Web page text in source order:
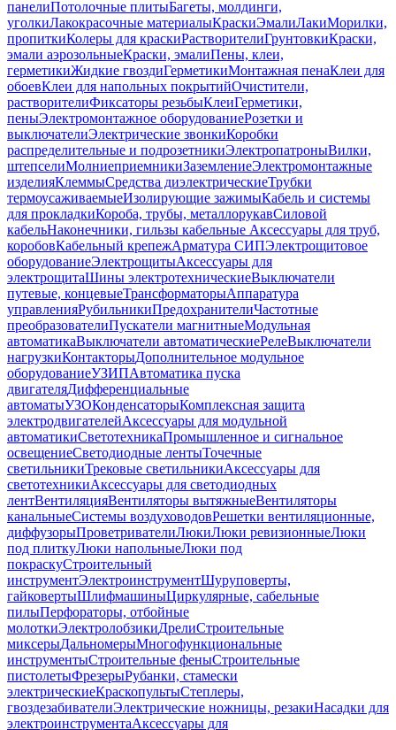
панелиПотолочные плитыБагеты, молдинги,
уголкиЛакокрасочные материалыКраскиЭмалиЛакиМорилки,
пропиткиКолеры для краскиРастворителиГрунтовкиКраски,
эмали аэрозольныеКраски, эмалиПены, клеи,
герметикиЖидкие гвоздиГерметикиМонтажная пенаКлеи для
обоевКлеи для напольных покрытийОчистители,
растворителиФиксаторы резьбыКлеиГерметики,
пеныЭлектромонтажное оборудованиеРозетки и
выключателиЭлектрические звонкиКоробки
распределительные и подрозетникиЭлектропатроныВилки,
штепселиМолниеприемникиЗаземлениеЭлектромонтажные
изделияКлеммыСредства диэлектрическиеТрубки
термоусаживаемыеИзолирующие зажимыКабель и системы
для прокладкиКороба, трубы, металлорукавСиловой
кабельНаконечники, гильзы кабельные Аксессуары для труб,
коробовКабельный крепежАрматура СИПЭлектрощитовое
оборудованиеЭлектрощитыАксессуары для
электрощитаШины электротехническиеВыключатели
путевые, концевыеТрансформаторыАппаратура
управленияРубильникиПредохранителиЧастотные
преобразователиПускатели магнитныеМодульная
автоматикаВыключатели автоматическиеРелеВыключатели
нагрузкиКонтакторыДополнительное модульное
оборудованиеУЗИПАвтоматика пуска
двигателяДифференциальные
автоматыУЗОКонденсаторыКомплексная защита
электродвигателейАксессуары для модульной
автоматикиСветотехникаПромышленное и сигнальное
освещениеСветодиодные лентыТочечные
светильникиТрековые светильникиАксессуары для
светотехникиАксессуары для светодиодных
лентВентиляцияВентиляторы вытяжныеВентиляторы
канальныеСистемы воздуховодовРешетки вентиляционные,
диффузорыПроветривателиЛюкиЛюки ревизионныеЛюки
под плиткуЛюки напольныеЛюки под
покраскуСтроительный
инструментЭлектроинструментШуруповерты,
гайковертыШлифмашиныЦиркулярные, сабельные
пилыПерфораторы, отбойные
молоткиЭлектролобзикиДрелиСтроительные
миксерыДальномерыМногофункциональные
инструментыСтроительные феныСтроительные
пистолетыФрезерыРубанки, стамески
электрическиеКраскопультыСтеплеры,
гвоздезабивателиЭлектрические ножницы, резакиНасадки для
электроинструментаАксессуары для